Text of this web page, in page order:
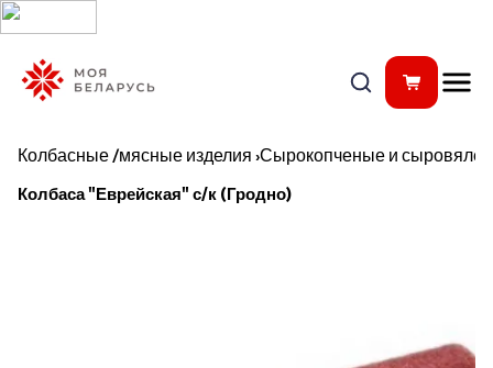
Колбасные /мясные изделия ›Сырокопченые и
Колбаса "Еврейская" с/к (Гродно)